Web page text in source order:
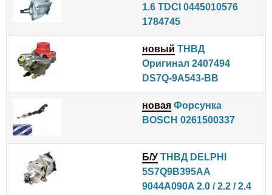
1.6 TDCI 0445010576
1784745
новый ТНВД
Оригинал 2407494
DS7Q-9A543-BB
новая Форсунка
BOSCH 0261500337
Б/У ТНВД DELPHI
5S7Q9B395AA
9044A090A 2.0 / 2.2 / 2.4